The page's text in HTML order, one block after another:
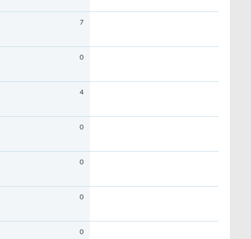
7
0
4
0
0
0
0